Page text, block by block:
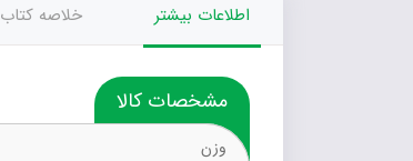
اطلاعات بیشتر خلاصه کتاب
مشخصات کالا
وزن